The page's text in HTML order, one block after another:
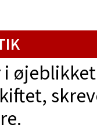
i